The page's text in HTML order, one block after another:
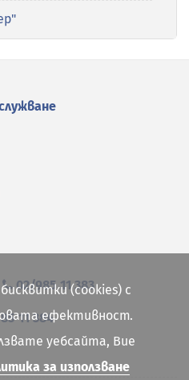
02/985 11 383
11 384
(cookies) с
ефективност.
уебсайта, Вие
за използване